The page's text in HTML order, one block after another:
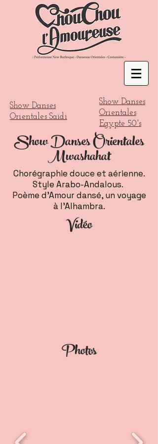
Show Danses
Orientales Saïdi
Show Danses
Orientales
Egypte 50's
Show Danses Orientales
Mwashahat
Chorégraphie douce et aérienne.
Style Arabo-Andalous.
Poème d'Amour dansé, un voyage
à l'Alhambra.
Vidéo
Photos